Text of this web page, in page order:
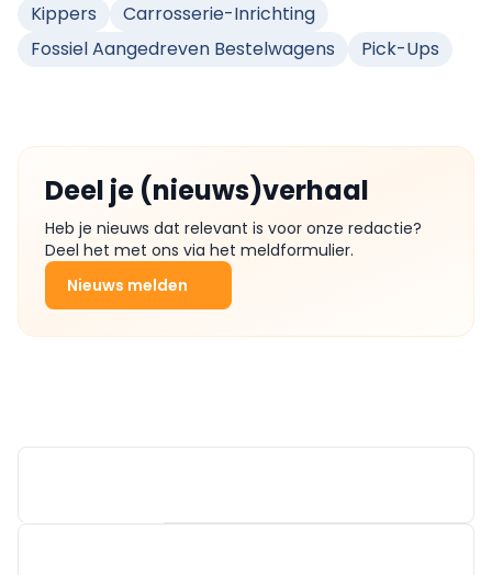
Kippers
Carrosserie-Inrichting
Fossiel Aangedreven Bestelwagens
Pick-Ups
Deel je (nieuws)verhaal
Heb je nieuws dat relevant is voor onze redactie?
Deel het met ons via het meldformulier.
Nieuws melden